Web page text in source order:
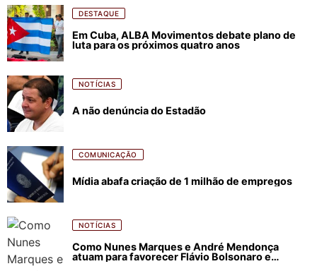
DESTAQUE
Em Cuba, ALBA Movimentos debate plano de
luta para os próximos quatro anos
NOTÍCIAS
A não denúncia do Estadão
COMUNICAÇÃO
Mídia abafa criação de 1 milhão de empregos
NOTÍCIAS
Como Nunes Marques e André Mendonça
atuam para favorecer Flávio Bolsonaro e